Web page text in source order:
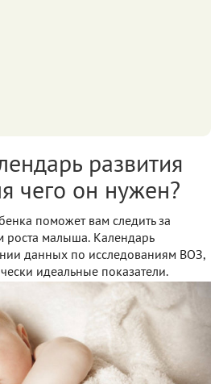
развития
чего он нужен?
поможет вам следить за
роста малыша. Календарь
данных по исследованиям ВОЗ,
идеальные показатели.